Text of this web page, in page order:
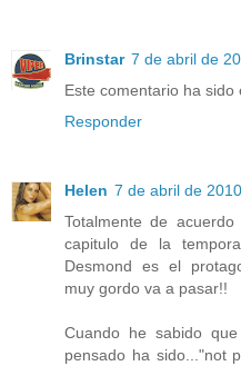
Brinstar 7 de abril de
Este comentario ha sido
Responder
Helen 7 de abril de
Totalmente de
capitulo de la
Desmond es el
muy gordo va a pasar!!
Cuando he sabido
pensado ha sido..."not